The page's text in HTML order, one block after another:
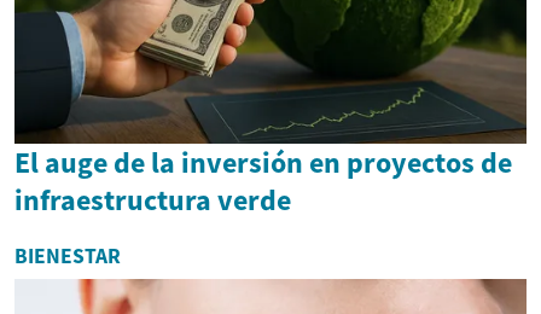
El auge de la inversión en proyectos de
infraestructura verde
BIENESTAR